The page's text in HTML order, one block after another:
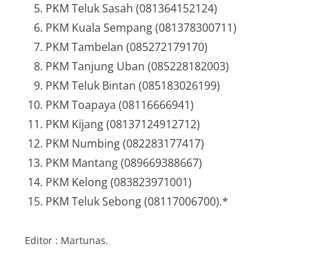
PKM Teluk Sasah (081364152124)
⁠PKM Kuala Sempang (081378300711)
PKM Tambelan (085272179170)
⁠PKM Tanjung Uban (085228182003)
PKM Teluk Bintan (085183026199)
PKM Toapaya (08116666941)
PKM Kijang (08137124912712)
PKM Numbing (082283177417)
PKM Mantang (089669388667)
PKM Kelong (083823971001)
PKM Teluk Sebong (08117006700).*
Editor : Martunas.